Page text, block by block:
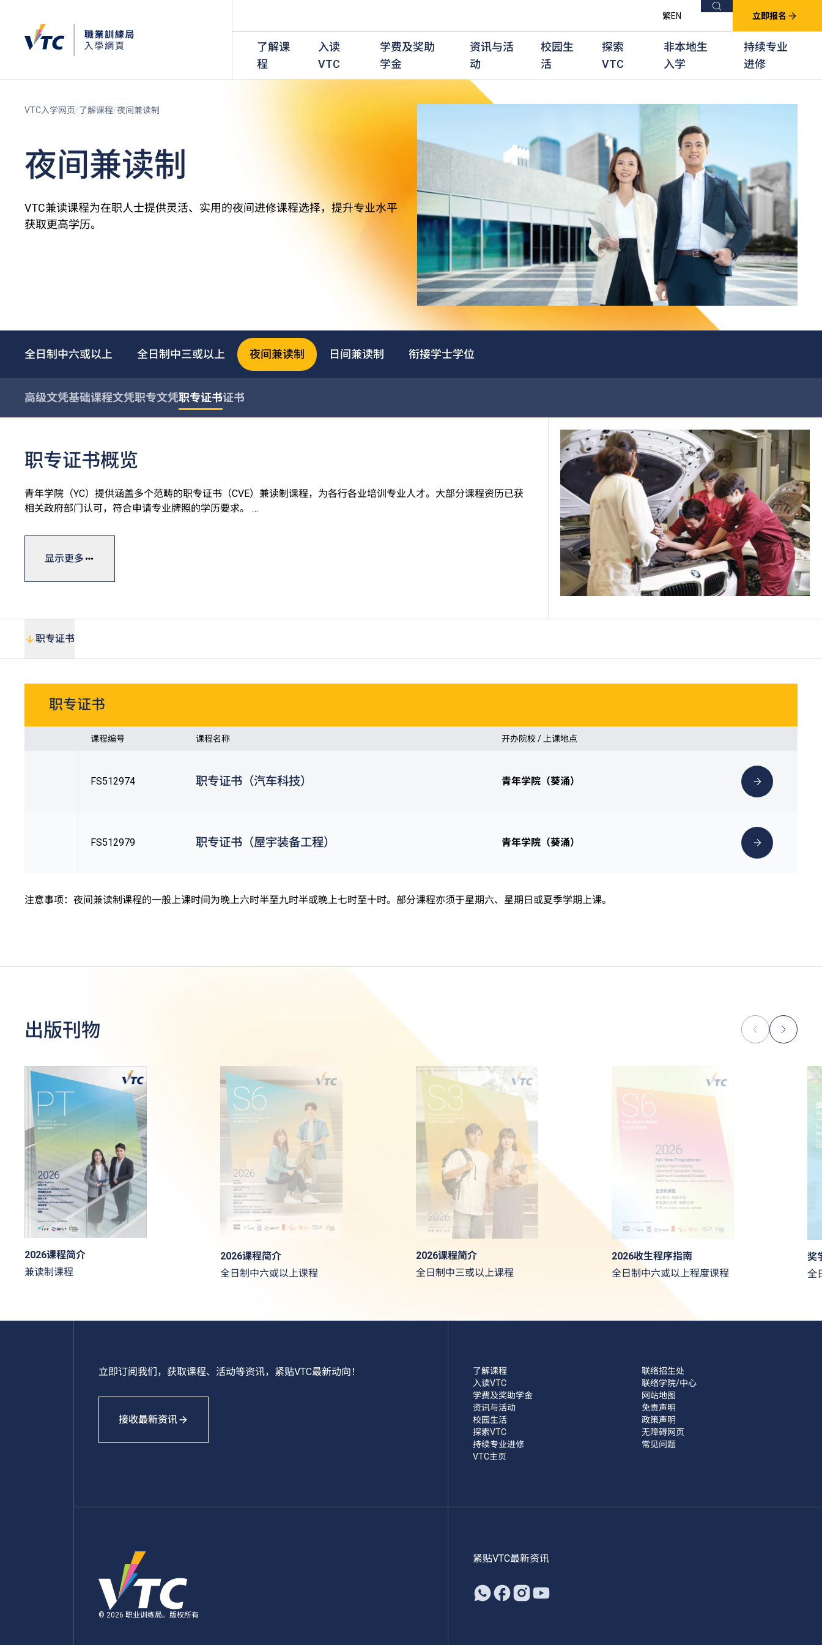
繁EN 搜索 立即报名
了解课
程
全日制中三或以上
在职培训课程
日间兼读制
学历程度
文凭
应用学习课程
专业考试及认可
学徒及其他训练计划
入读
VTC
全日制中三或以上
日间兼读制
学费及奖助
学金
全日制中三或以上
日间兼读制
资讯与活
动
校园生
活
探索
VTC
非本地生
入学
持续专业
进修
VTC入学网页 了解课程 夜间兼读制
夜间兼读制
VTC兼读课程为在职人士提供灵活、实用的夜间进修课程选择，提升专业水平
获取更高学历。
全日制中六或以上 全日制中三或以上 夜间兼读制 日间兼读制 衔接学士学位
高级文凭基础课程文凭职专文凭职专证书证书
职专证书概览
青年学院（YC）提供涵盖多个范畴的职专证书（CVE）兼读制课程，为各行各业培训专业人才。大部分课程资历已获
相关政府部门认可，符合申请专业牌照的学历要求。
为配合在职人士提供更多进修途径、鼓励终身学习，CVE课程已纳入职专文凭(DVE)的课程结构之中，可衔接相关的
DVE课程，为日后升读高级文凭课程铺路。
显示更多
职专证书
职专证书
课程编号 课程名称 开办院校 / 上课地点
FS512974 职专证书（汽车科技） 青年学院（葵涌）
FS512979 职专证书（屋宇装备工程） 青年学院（葵涌）
注意事项：夜间兼读制课程的一般上课时间为晚上六时半至九时半或晚上七时至十时。部分课程亦须于星期六、星期日或夏季学期上课。
出版刊物
2026课程简介
兼读制课程
2026课程简介
全日制中六或以上课程
2026课程简介
全日制中三或以上课程
2026收生程序指南
全日制中六或以上程度课程
奖
全
立即订阅我们，获取课程、活动等资讯，紧贴VTC最新动向！
接收最新资讯
了解课程
入读VTC
学费及奖助学金
资讯与活动
校园生活
探索VTC
持续专业进修
VTC主页
联络招生处
联络学院/中心
网站地图
免责声明
政策声明
无障碍网页
常见问题
© 2026 职业训练局。版权所有
紧贴VTC最新资讯